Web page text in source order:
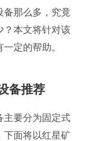
备那么多，究竟
？本文将针对该
定的帮助。
备推荐
主要分为固定式
下面将以红星矿